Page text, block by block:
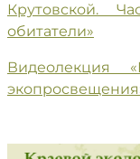
Крутовской.
обитатели»
Видеолекция